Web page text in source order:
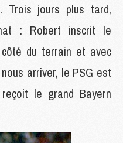
Trois jours plus tard,
: Robert inscrit le
du terrain et avec
arriver, le PSG est
le grand Bayern